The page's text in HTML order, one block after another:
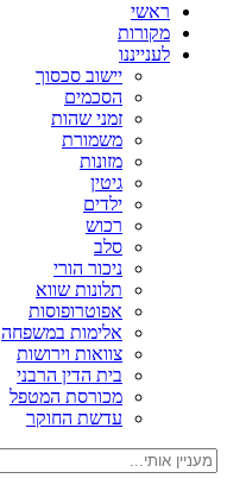
ראשי
מקורות
לענייננו
יישוב סכסוך
הסכמים
זמני שהות
משמורת
מזונות
גיטין
ילדים
רכוש
סלב
ניכור הורי
תלונות שווא
אפוטרופוסות
אלימות במשפחה
צוואות וירושות
בית הדין הרבני
מכורסת המטפל
עדשת החוקר